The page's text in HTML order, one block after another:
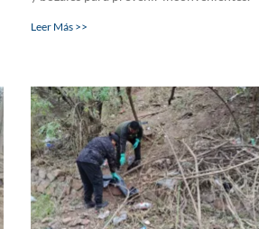
Leer Más >>